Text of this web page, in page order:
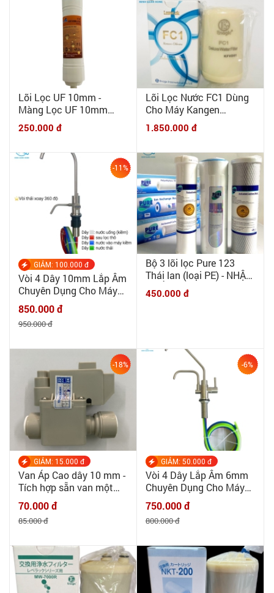
Lõi Lọc UF 10mm -
Màng Lọc UF 10mm
Korea có van xả thải
6mm
250.000 đ
Lõi Lọc Nước FC1 Dùng
Cho Máy Kangen
Leverluk K8, SD501,
SD501 Pltainum, DX, Jr2,
hãng ENAGIC
1.850.000 đ
-11%
GIẢM: 100.000 đ
Vòi 4 Dây 10mm Lắp Âm
Chuyên Dụng Cho Máy
Lọc Nước Điện Giải Ion
Kiềm INOX 304 CAO CẤP
850.000 đ
950.000 đ
Bộ 3 lõi lọc Pure 123
Thái lan (loại PE) - NHẬP
KHẨU CHÍNH HÃNG Pure
Thái Lan - Bộ lọc thô
450.000 đ
-18%
GIẢM: 15.000 đ
Van Áp Cao dây 10 mm -
Tích hợp sẵn van một
chiều, kèm dây điện
70.000 đ
85.000 đ
-6%
GIẢM: 50.000 đ
Vòi 4 Dây Lắp Âm 6mm
Chuyên Dụng Cho Máy
Lọc Nước Điện Giải Ion
Kiềm ✌INOX 304 CAO
CẤP✌
750.000 đ
800.000 đ